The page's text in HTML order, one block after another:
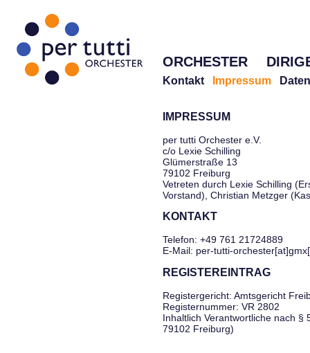
ORCHESTER
Kontakt Impressum
IMPRESSUM
per tutti Orchester e.V.
c/o Lexie Schilling
Glümerstraße 13
79102 Freiburg
Vetreten durch Lexie Schilling
Vorstand), Christian Metzger
KONTAKT
Telefon: +49 761 21724889
E-Mail: per-tutti-
REGISTEREINTRAG
Registergericht: Amtsgericht
Registernummer: VR 2802
Inhaltlich Verantwortliche nach §
79102 Freiburg)